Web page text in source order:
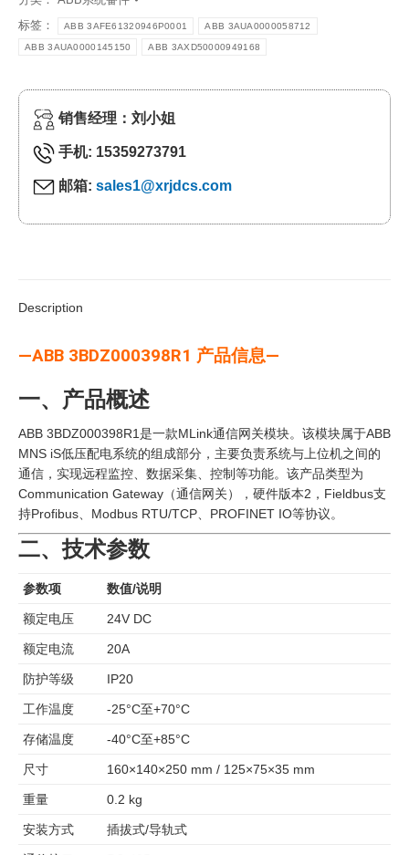
标签：
ABB 3AFE61320946P0001 ABB 3AUA0000058712
ABB 3AUA0000145150 ABB 3AXD50000949168
销售经理：刘小姐
手机: 15359273791
邮箱: sales1@xrjdcs.com
Description
—ABB 3BDZ000398R1 产品信息—
一、产品概述
ABB 3BDZ000398R1是一款MLink通信网关模块。该模块属于ABB
MNS iS低压配电系统的组成部分，主要负责系统与上位机之间的
通信，实现远程监控、数据采集、控制等功能。该产品类型为
Communication Gateway（通信网关），硬件版本2，Fieldbus支
持Profibus、Modbus RTU/TCP、PROFINET IO等协议。
二、技术参数
参数项 数值/说明
额定电压 24V DC
额定电流 20A
防护等级 IP20
工作温度 -25°C至+70°C
存储温度 -40°C至+85°C
尺寸 160×140×250 mm / 125×75×35 mm
重量 0.2 kg
安装方式 插拔式/导轨式